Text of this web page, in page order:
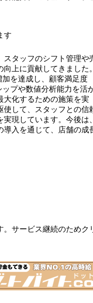
す
スタッフのシフト管理や
向上に貢献してきました
を達成し、顧客満足度
プや数値分析能力を活
大化するための施策を実
使して、スタッフとの信
実現しています。今後は
導入を通じて、店舗の成
。サービス継続のためク